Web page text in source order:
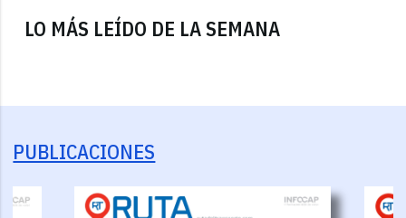
LO MÁS LEÍDO DE LA SEMANA
PUBLICACIONES